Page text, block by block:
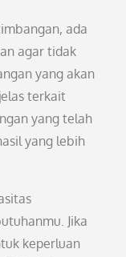
ada
agar tidak
yang akan
terkait
yang telah
yang lebih
Jika
keperluan